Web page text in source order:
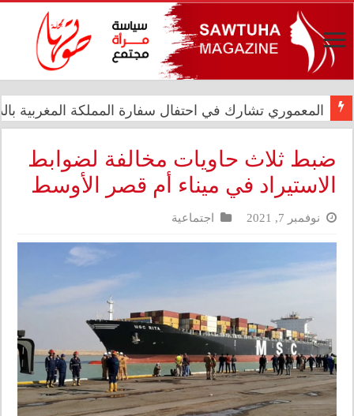
المعموري تشارك في احتفال سفارة المملكة المغربية بالذكرى الـ27
الدار العراقية للأزياء تعزز حضورها الدولي في مهرجان
ضبط ثلاث حاويات مخالفة لضوابط
الاستيراد في ميناء أم قصر الأوسط
نوفمبر 7, 2021 اجتماعية